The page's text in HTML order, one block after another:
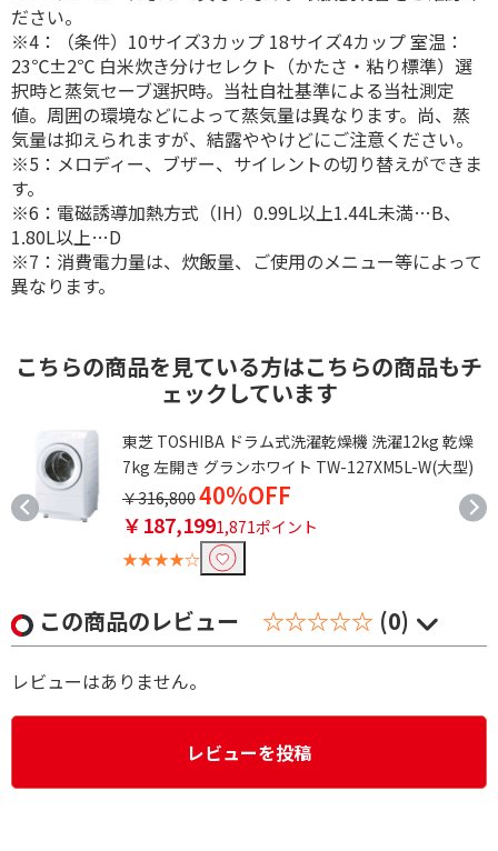
ださい。
※4：（条件）10サイズ3カップ 18サイズ4カップ 室温：
23℃±2℃ 白米炊き分けセレクト（かたさ・粘り標準）選
択時と蒸気セーブ選択時。当社自社基準による当社測定
値。周囲の環境などによって蒸気量は異なります。尚、蒸
気量は抑えられますが、結露ややけどにご注意ください。
※5：メロディー、ブザー、サイレントの切り替えができま
す。
※6：電磁誘導加熱方式（IH）0.99L以上1.44L未満…B、
1.80L以上…D
※7：消費電力量は、炊飯量、ご使用のメニュー等によって
異なります。
こちらの商品を見ている方はこちらの商品もチ
ェックしています
東芝 TOSHIBA ドラム式洗濯乾燥機 洗濯12kg 乾燥
7kg 左開き グランホワイト TW-127XM5L-W(大型)
￥316,80040%OFF
￥187,1991,871ポイント
★★★★☆
この商品のレビュー ☆☆☆☆☆ (0)
レビューはありません。
レビューを投稿